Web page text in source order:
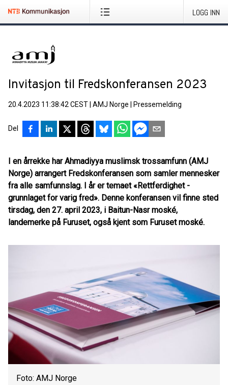
LOGG INN
Invitasjon til Fredskonferansen 2023
20.4.2023 11:38:42 CEST AMJ Norge Pressemelding
Del
I en årrekke har Ahmadiyya muslimsk trossamfunn (AMJ
Norge) arrangert Fredskonferansen som samler mennesker
fra alle samfunnslag. I år er temaet «Rettferdighet -
grunnlaget for varig fred». Denne konferansen vil finne sted
tirsdag, den 27. april 2023, i Baitun-Nasr moské,
landemerke på Furuset, også kjent som Furuset moské.
Foto: AMJ Norge